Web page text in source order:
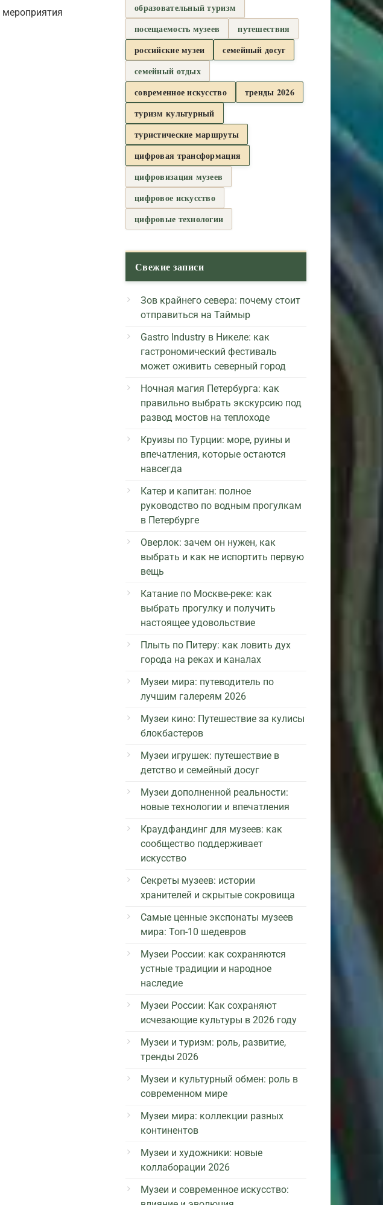
мероприятия
образовательный туризм
посещаемость музеев
путешествия
российские музеи
семейный досуг
семейный отдых
современное искусство
тренды 2026
туризм культурный
туристические маршруты
цифровая трансформация
цифровизация музеев
цифровое искусство
цифровые технологии
Свежие записи
Зов крайнего севера: почему стоит
отправиться на Таймыр
Gastro Industry в Никеле: как
гастрономический фестиваль
может оживить северный город
Ночная магия Петербурга: как
правильно выбрать экскурсию под
развод мостов на теплоходе
Круизы по Турции: море, руины и
впечатления, которые остаются
навсегда
Катер и капитан: полное
руководство по водным прогулкам
в Петербурге
Оверлок: зачем он нужен, как
выбрать и как не испортить первую
вещь
Катание по Москве-реке: как
выбрать прогулку и получить
настоящее удовольствие
Плыть по Питеру: как ловить дух
города на реках и каналах
Музеи мира: путеводитель по
лучшим галереям 2026
Музеи кино: Путешествие за кулисы
блокбастеров
Музеи игрушек: путешествие в
детство и семейный досуг
Музеи дополненной реальности:
новые технологии и впечатления
Краудфандинг для музеев: как
сообщество поддерживает
искусство
Секреты музеев: истории
хранителей и скрытые сокровища
Самые ценные экспонаты музеев
мира: Топ-10 шедевров
Музеи России: как сохраняются
устные традиции и народное
наследие
Музеи России: Как сохраняют
исчезающие культуры в 2026 году
Музеи и туризм: роль, развитие,
тренды 2026
Музеи и культурный обмен: роль в
современном мире
Музеи мира: коллекции разных
континентов
Музеи и художники: новые
коллаборации 2026
Музеи и современное искусство: